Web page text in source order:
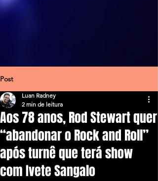
Post
Aos 78 anos, Rod Stewart quer
“abandonar o Rock and Roll”
após turnê que terá show
com Ivete Sangalo
Luan Radney
2 min de leitura